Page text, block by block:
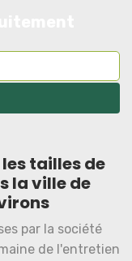
tailles de
la ville de
par la société
de l'entretien